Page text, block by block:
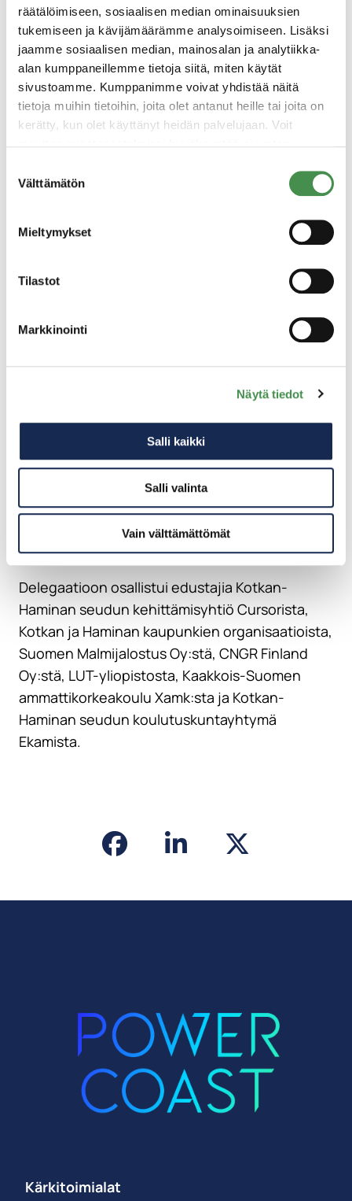
räätälöimiseen, sosiaalisen median ominaisuuksien
tukemiseen ja kävijämäärämme analysoimiseen. Lisäksi
jaamme sosiaalisen median, mainosalan ja analytiikka-
alan kumppaneillemme tietoja siitä, miten käytät
sivustoamme. Kumppanimme voivat yhdistää näitä
tietoja muihin tietoihin, joita olet antanut heille tai joita on
kerätty, kun olet käyttänyt heidän palvelujaan. Voit
valinta
Välttämätön
Mieltymykset
Tilastot
Markkinointi
Näytä tiedot
Salli kaikki
Salli valinta
Vain välttämättömät
pidettiin haasteellisena.
Matkan aikana tapasimme yhtiöiden korkeaa
johtoa, mikä osoittaa heidän arvostaneen
vierailuamme. Delegaation jäsenet loivat
yhteydet yhtiöiden vastuuhenkilöihin dialogin
alueemme hankkeet etenevät konkreettisella
tasolla. Kilpailu investoinnista on kovaa, ja
jatkuu monella rintamalla. Kotkan-Haminan
akkuklusterin rakentamisessa.
Delegaatioon osallistui edustajia Kotkan-
Haminan seudun kehittämisyhtiö Cursorista,
Kotkan ja Haminan kaupunkien organisaatioista,
Suomen Malmijalostus Oy:stä, CNGR Finland
Oy:stä, LUT-yliopistosta, Kaakkois-Suomen
ammattikorkeakoulu Xamk:sta ja Kotkan-
Haminan seudun koulutuskuntayhtymä
Ekamista.
Kärkitoimialat